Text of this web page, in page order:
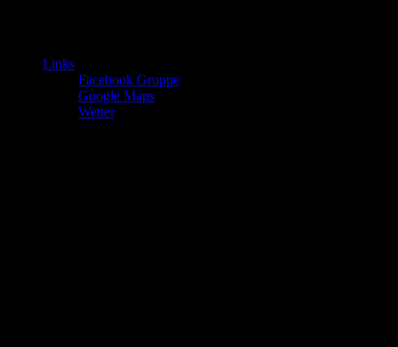
Links
Facebook Gruppe
Google Maps
Wetter